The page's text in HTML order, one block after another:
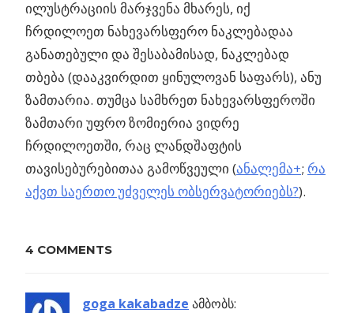
ილუსტრაციის მარჯვენა მხარეს, იქ
ჩრდილოეთ ნახევარსფერო ნაკლებადაა
განათებული და შესაბამისად, ნაკლებად
თბება (დააკვირდით ყინულოვან საფარს), ანუ
ზამთარია. თუმცა სამხრეთ ნახევარსფეროში
ზამთარი უფრო ზომიერია ვიდრე
ჩრდილოეთში, რაც ლანდშაფტის
თავისებურებითაა გამოწვეული (ანალემა+; რა
აქვთ საერთო უძველეს ობსერვატორიებს?).
პოსტის
ნავიგაცია
Post:
პორფირიონმა,
განჭოლა და
4 COMMENTS
goga kakabadze ამბობს: